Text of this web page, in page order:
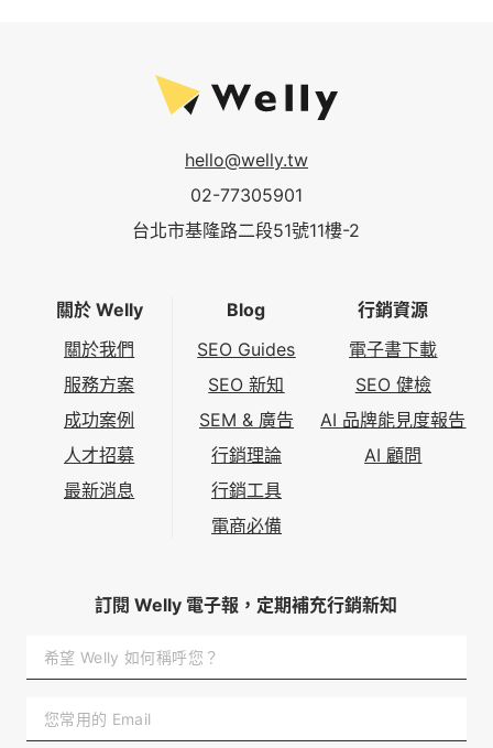
hello@welly.tw
02-77305901
台北市基隆路二段51號11樓-2
關於 Welly
關於我們
服務方案
成功案例
人才招募
最新消息
Blog
SEO Guides
SEO 新知
SEM & 廣告
行銷理論
行銷工具
電商必備
行銷資源
電子書下載
SEO 健檢
AI 品牌能見度報告
AI 顧問
訂閱 Welly 電子報，定期補充行銷新知